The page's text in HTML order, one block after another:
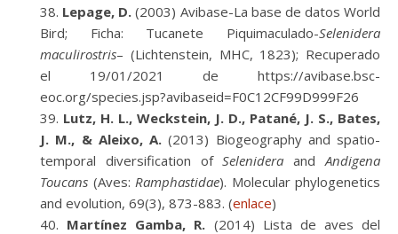
Lepage, D. (2003) Avibase-La base de datos World
Bird; Ficha: Tucanete Piquimaculado-Selenidera
maculirostris– (Lichtenstein, MHC, 1823); Recuperado
el 19/01/2021 de https://avibase.bsc-
eoc.org/species.jsp?avibaseid=F0C12CF99D999F26
Lutz, H. L., Weckstein, J. D., Patané, J. S., Bates,
J. M., & Aleixo, A. (2013) Biogeography and spatio-
temporal diversification ofSelenidera andAndigena
Toucans (Aves: Ramphastidae). Molecular phylogenetics
and evolution, 69(3), 873-883. (enlace)
Martínez Gamba, R. (2014) Lista de aves del